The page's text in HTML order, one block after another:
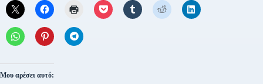
Μου αρέσει αυτό: